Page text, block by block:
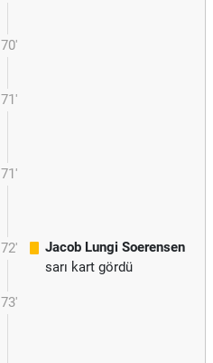
70'
71'
71'
72'
Jacob Lungi Soerensen
sarı kart gördü
73'